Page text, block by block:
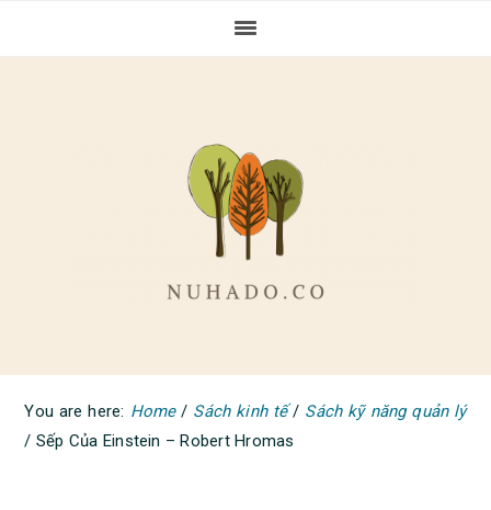
You are here: Home / Sách kinh tế / Sách kỹ năng quản lý
/ Sếp Của Einstein – Robert Hromas